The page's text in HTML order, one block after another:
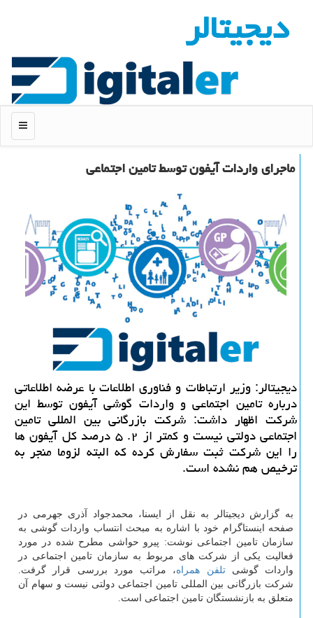
دیجیتالر
منو
ماجرای واردات آیفون توسط تامین اجتماعی
دیجیتالر: وزیر ارتباطات و فناوری اطلاعات با عرضه اطلاعاتی
درباره تامین اجتماعی و واردات گوشی آیفون توسط این
شركت اظهار داشت: شركت بازرگانی بین المللی تامین
اجتماعی دولتی نیست و كمتر از ۲. ۵ درصد كل آیفون ها
را این شركت ثبت سفارش كرده كه البته لزوما منجر به
ترخیص هم نشده است.
به گزارش دیجیتالر به نقل از ایسنا، محمدجواد آذری جهرمی در
صفحه اینستاگرام خود با اشاره به مبحث انتساب واردات گوشی به
سازمان تامین اجتماعی نوشت: پیرو حواشی مطرح شده در مورد
فعالیت یكی از شركت های مربوط به سازمان تامین اجتماعی در
واردات گوشیتلفن همراه، مراتب مورد بررسی قرار گرفت.
شركت بازرگانی بین المللی تامین اجتماعی دولتی نیست و سهام آن
متعلق به بازنشستگان تامین اجتماعی است.